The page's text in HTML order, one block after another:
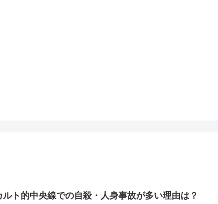
ルト的中央線での自殺・人身事故が多い理由は？